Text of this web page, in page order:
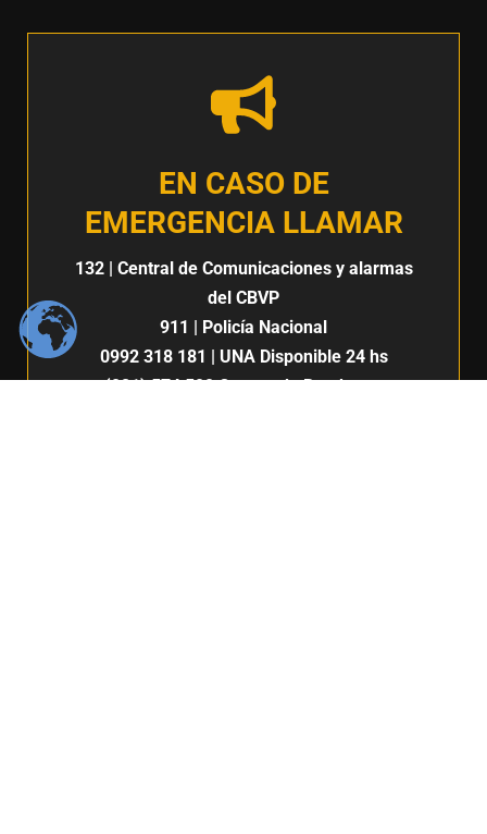
EN CASO DE
EMERGENCIA LLAMAR
132| Central de Comunicaciones y alarmas
del CBVP
911 | Policía Nacional
0992 318 181 | UNA Disponible 24 hs
(021) 574 500Cuerpo de Bomberos